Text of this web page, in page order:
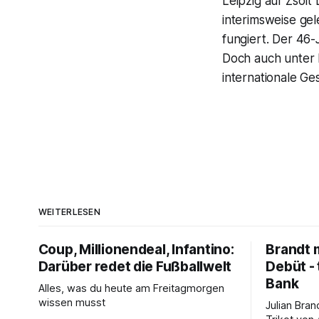
interimsweise
fungiert. Der 46-
Doch auch
internationale
WEITERLESEN
Coup, Millionendeal, Infantino:
Darüber redet die Fußballwelt
Alles, was du heute am Freitagmorgen
wissen musst
Brandt
Debüt -
Bank
Julian